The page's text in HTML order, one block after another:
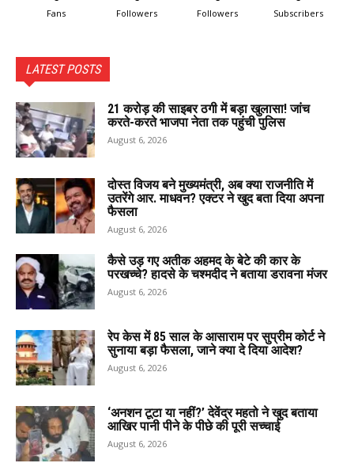
Fans Followers Followers Subscribers
LATEST POSTS
₹21 करोड़ की साइबर ठगी में बड़ा खुलासा! जांच
करते-करते भाजपा नेता तक पहुंची पुलिस
August 6, 2026
दोस्त विजय बने मुख्यमंत्री, अब क्या राजनीति में
उतरेंगे आर. माधवन? एक्टर ने खुद बता दिया अपना
फैसला
August 6, 2026
कैसे उड़ गए अतीक अहमद के बेटे की कार के
परखच्चे? हादसे के चश्मदीद ने बताया डरावना मंजर
August 6, 2026
रेप केस में 85 साल के आसाराम पर सुप्रीम कोर्ट ने
सुनाया बड़ा फैसला, जाने क्या दे दिया आदेश?
August 6, 2026
‘अनशन टूटा या नहीं?’ देवेंद्र महतो ने खुद बताया
आखिर पानी पीने के पीछे की पूरी सच्चाई
August 6, 2026